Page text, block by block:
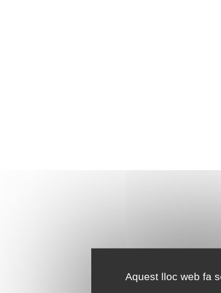
Aquest lloc web fa